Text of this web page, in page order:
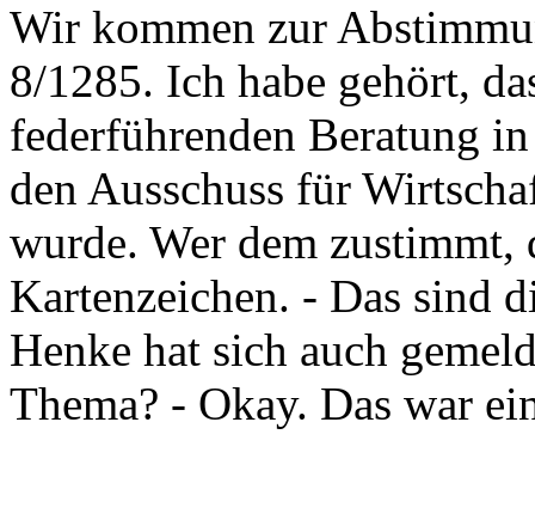
Wir kommen zur
8/1285. Ich habe gehört,
federführenden Beratung
den Ausschuss für
wurde. Wer dem
Kartenzeichen. - Das sind
Henke hat sich auch
Thema? - Okay. Das war